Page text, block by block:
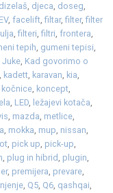
dizelaš, djeca, doseg,
EV, facelift,filtar,filter,filter
,filteri,filtri, frontera,
tepih, gumeni tepisi,
Juke, Kad govorimo o
, kadett, karavan, kia,
kočnice, koncept,
, LED, ležajevi kotača,
, mazda, metlice,
, mokka, mup, nissan,
, pick up, pick-up,
, plug in hibrid, plugin,
, premijera, prevare,
, Q5, Q6, qashqai,